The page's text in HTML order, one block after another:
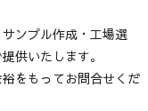
ンプル作成・工場選
供いたします。
をもってお問合せくだ